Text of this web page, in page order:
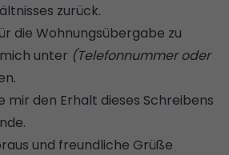
zurück.
die Wohnungsübergabe zu
unter (Telefonnummer oder
mir den Erhalt dieses Schreibens
und freundliche Grüße